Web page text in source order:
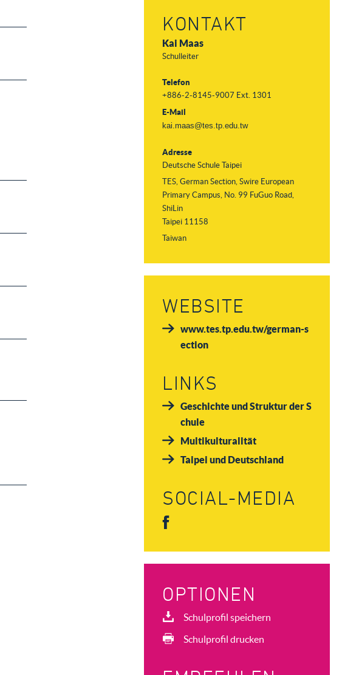
KONTAKT
Kai Maas
Schulleiter
Telefon
+886-2-8145-9007 Ext. 1301
E-Mail
kai.maas@tes.tp.edu.tw
Adresse
Deutsche Schule Taipei
TES, German Section, Swire European
Primary Campus, No. 99 FuGuo Road,
ShiLin
Taipei 11158
Taiwan
WEBSITE
www.tes.tp.edu.tw/german-s
ection
LINKS
Geschichte und Struktur der S
chule
Multikulturalität
Taipei und Deutschland
SOCIAL-MEDIA
OPTIONEN
Schulprofil speichern
Schulprofil drucken